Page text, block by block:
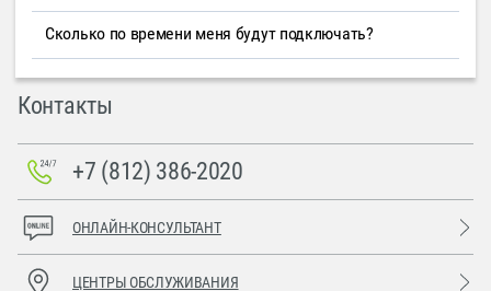
Сколько по времени меня будут подключать?
Контакты
+7 (812) 386-2020
ОНЛАЙН-КОНСУЛЬТАНТ
ЦЕНТРЫ ОБСЛУЖИВАНИЯ